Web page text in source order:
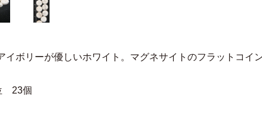
イボリーが優しいホワイト。マグネサイトのフラットコイ
23個